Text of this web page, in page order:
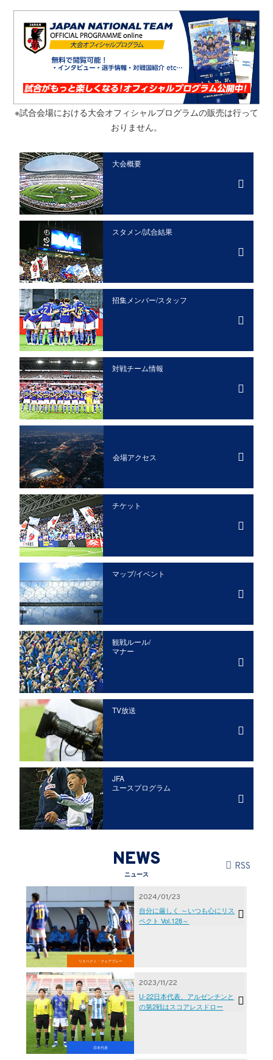
※試合会場における大会オフィシャルプログラムの販売は行って
おりません。
大会概要
スタメン/試合結果
招集メンバー/スタッフ
対戦チーム情報
会場アクセス
チケット
マップ/イベント
観戦ルール/
マナー
TV放送
JFA
ユースプログラム
NEWS
ニュース
RSS
リスペクト・フェアプレー
2024/01/23
自分に厳しく ～いつも心にリス
ペクト Vol.128～
日本代表
2023/11/22
U-22日本代表、アルゼンチンと
の第2戦はスコアレスドロー